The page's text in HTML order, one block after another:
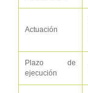
Actuación
Plazo de
ejecución